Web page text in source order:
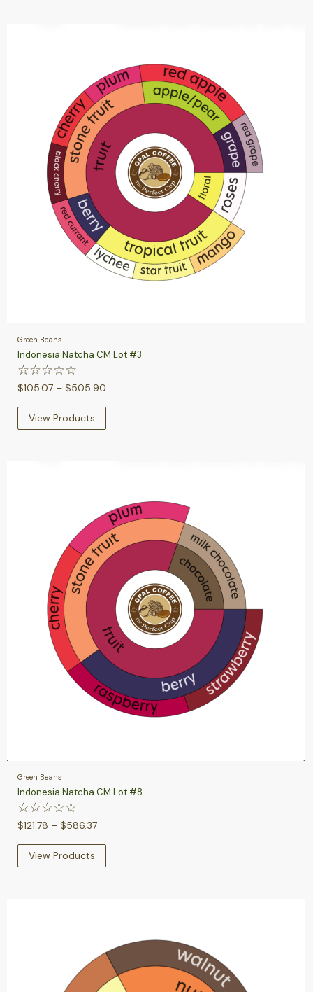
Green Beans
Indonesia Natcha CM Lot #3
☆☆☆☆☆
$105.07 – $505.90
View Products
Green Beans
Indonesia Natcha CM Lot #8
☆☆☆☆☆
$121.78 – $586.37
View Products